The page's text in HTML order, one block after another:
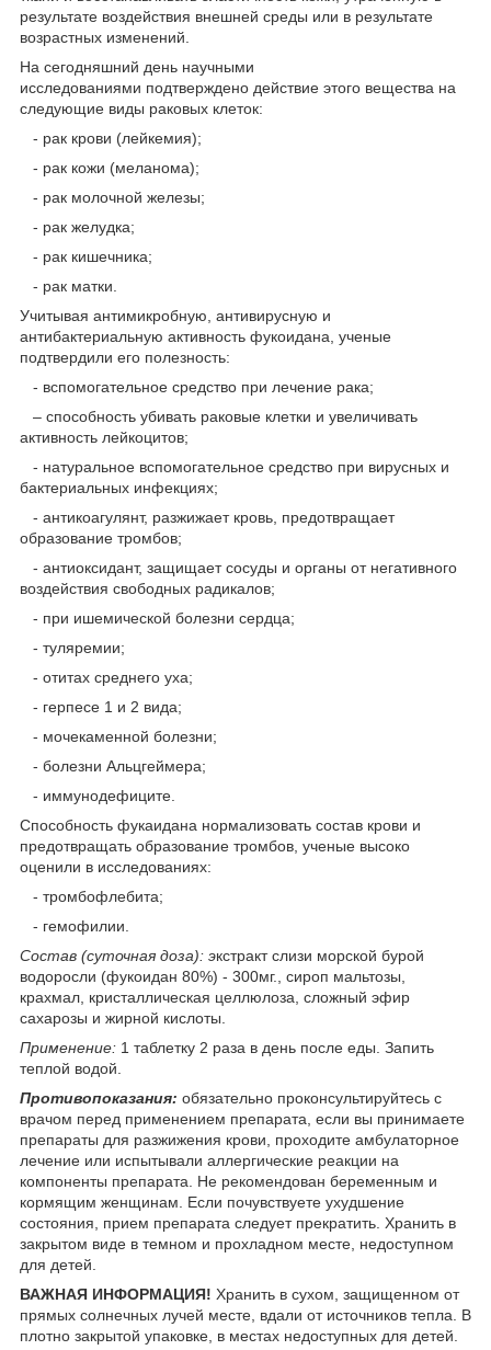
результате воздействия внешней среды или в результате
возрастных изменений.
На сегодняшний день научными
исследованиями подтверждено действие этого вещества на
следующие виды раковых клеток:
- рак крови (лейкемия);
- рак кожи (меланома);
- рак молочной железы;
- рак желудка;
- рак кишечника;
- рак матки.
Учитывая антимикробную, антивирусную и
антибактериальную активность фукоидана, ученые
подтвердили его полезность:
- вспомогательное средство при лечение рака;
– способность убивать раковые клетки и увеличивать
активность лейкоцитов;
- натуральное вспомогательное средство при вирусных и
бактериальных инфекциях;
- антикоагулянт, разжижает кровь, предотвращает
образование тромбов;
- антиоксидант, защищает сосуды и органы от негативного
воздействия свободных радикалов;
- при ишемической болезни сердца;
- туляремии;
- отитах среднего уха;
- герпесе 1 и 2 вида;
- мочекаменной болезни;
- болезни Альцгеймера;
- иммунодефиците.
Способность фукаидана нормализовать состав крови и
предотвращать образование тромбов, ученые высоко
оценили в исследованиях:
- тромбофлебита;
- гемофилии.
Состав (суточная доза): экстракт слизи морской бурой
водоросли (фукоидан 80%) - 300мг., сироп мальтозы,
крахмал, кристаллическая целлюлоза, сложный эфир
сахарозы и жирной кислоты.
Применение: 1 таблетку 2 раза в день после еды. Запить
теплой водой.
Противопоказания: обязательно проконсультируйтесь с
врачом перед применением препарата, если вы принимаете
препараты для разжижения крови, проходите амбулаторное
лечение или испытывали аллергические реакции на
компоненты препарата. Не рекомендован беременным и
кормящим женщинам. Если почувствуете ухудшение
состояния, прием препарата следует прекратить. Хранить в
закрытом виде в темном и прохладном месте, недоступном
для детей.
ВАЖНАЯ ИНФОРМАЦИЯ! Хранить в сухом, защищенном от
прямых солнечных лучей месте, вдали от источников тепла. В
плотно закрытой упаковке, в местах недоступных для детей.